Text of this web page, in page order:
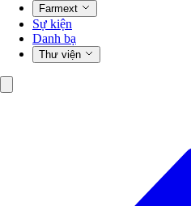
Farmext
Sự kiện
Danh bạ
Thư viện